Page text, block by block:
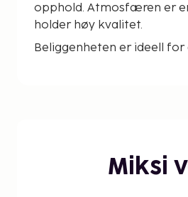
opphold. Atmosfæren er
holder høy kvalitet.
Beliggenheten er ideell
Sentral beliggenhet i Oslo.
Miksi